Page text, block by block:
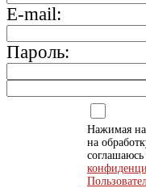
E-mail:
Пароль:
Нажимая на
на
соглашаюсь